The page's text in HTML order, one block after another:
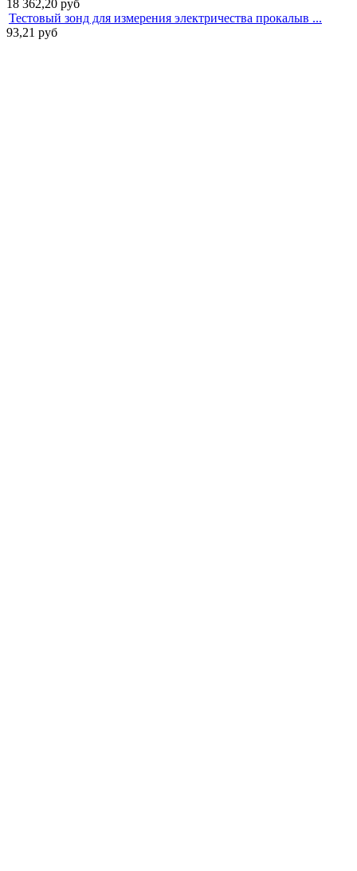
18 362,20 руб
Тестовый зонд для измерения электричества прокалыв ...
93,21 руб